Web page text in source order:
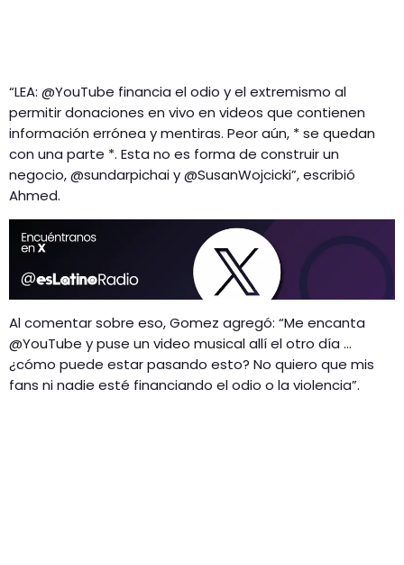
“LEA: @YouTube financia el odio y el extremismo al
permitir donaciones en vivo en videos que contienen
información errónea y mentiras. Peor aún, * se quedan
con una parte *. Esta no es forma de construir un
negocio, @sundarpichai y @SusanWojcicki”, escribió
Ahmed.
Al comentar sobre eso, Gomez agregó: “Me encanta
@YouTube y puse un video musical allí el otro día …
¿cómo puede estar pasando esto? No quiero que mis
fans ni nadie esté financiando el odio o la violencia”.